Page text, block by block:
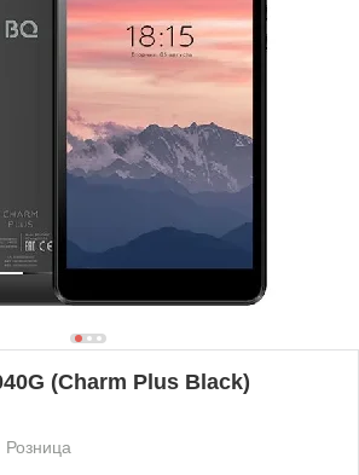
(Charm Plus Black)
Розница